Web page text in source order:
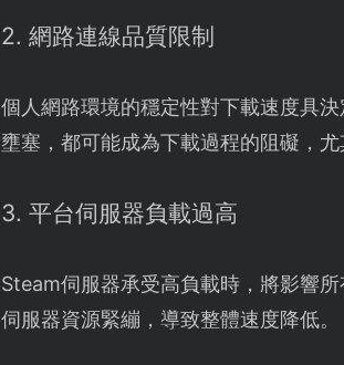
2. 網路連線品質限制
個人網路環境的穩定性對下載速度具
壅塞，都可能成為下載過程的阻礙，
3. 平台伺服器負載過高
Steam伺服器承受高負載時，將影響
伺服器資源緊繃，導致整體速度降低。